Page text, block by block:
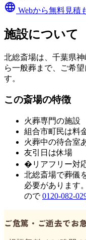
language Webから無料見積
施設について
北総斎場は、千葉県
ら一般葬まで、ご希
す。
この斎場の特徴
火葬専門の施設
組合市町民は料
火葬中の待合室
友引日は休場
�リアフリー対
北総斎場で葬儀
必要があります
ので0120-082-
ご危篤・ご逝去でお